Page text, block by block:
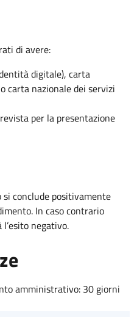
di avere:
digitale), carta
carta nazionale dei servizi
per la presentazione
conclude positivamente
In caso contrario
negativo.
amministrativo: 30 giorni